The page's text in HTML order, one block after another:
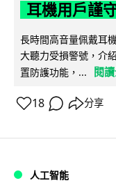
耳機用戶謹
長時間高音量佩戴耳
大聽力受損警號，介
置防護功能，...
閱
18 分享
人工智能